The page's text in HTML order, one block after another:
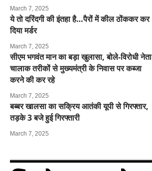
March 7, 2025
ये तो दरिंदगी की इंतहा है…पैरों में कील ठोंककर कर
दिया मर्डर
March 7, 2025
सीएम भगवंत मान का बड़ा खुलासा, बोले-विरोधी नेता
चालाक तरीकों से मुख्यमंत्री के निवास पर कब्जा
करने की कर रहे
March 7, 2025
बब्बर खालसा का सक्रिय आतंकी यूपी से गिरफ्तार,
तड़के 3 बजे हुई गिरफ्तारी
March 7, 2025